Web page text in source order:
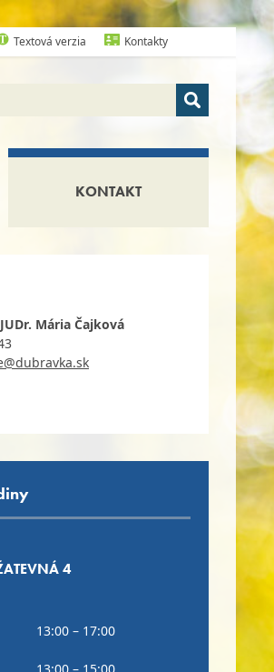
Textová verzia Kontakty
KONTAKT
Mária Čajková
4
13:00 – 17:00